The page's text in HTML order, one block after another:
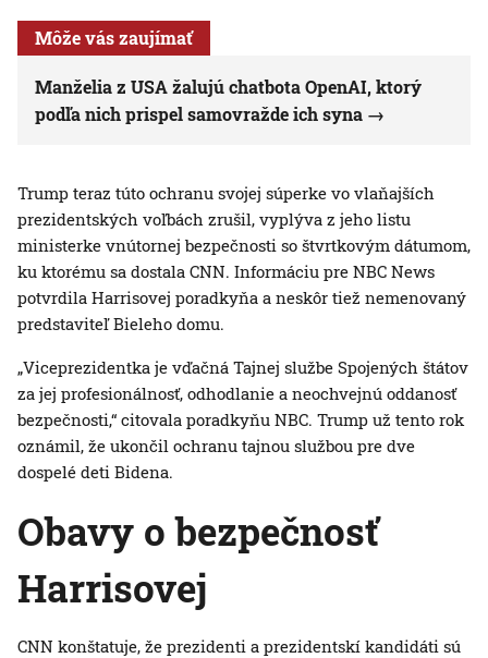
Môže vás zaujímať
Manželia z USA žalujú chatbota OpenAI, ktorý
podľa nich prispel samovražde ich syna
Trump teraz túto ochranu svojej súperke vo vlaňajších
prezidentských voľbách zrušil, vyplýva z jeho listu
ministerke vnútornej bezpečnosti so štvrtkovým dátumom,
ku ktorému sa dostala CNN. Informáciu pre NBC News
potvrdila Harrisovej poradkyňa a neskôr tiež nemenovaný
predstaviteľ Bieleho domu.
„Viceprezidentka je vďačná Tajnej službe Spojených štátov
za jej profesionálnosť, odhodlanie a neochvejnú oddanosť
bezpečnosti,“ citovala poradkyňu NBC. Trump už tento rok
oznámil, že ukončil ochranu tajnou službou pre dve
dospelé deti Bidena.
Obavy o bezpečnosť
Harrisovej
CNN konštatuje, že prezidenti a prezidentskí kandidáti sú